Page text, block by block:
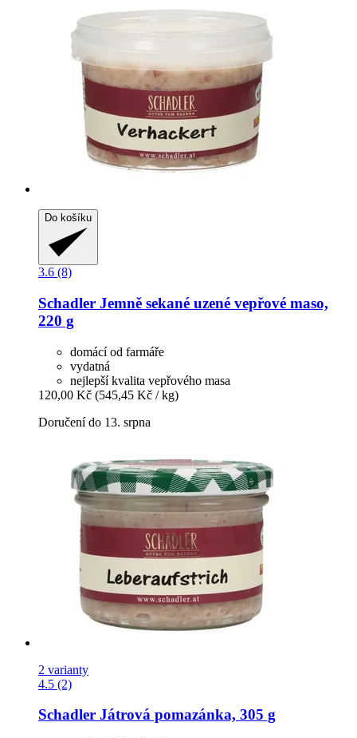
Do košíku
3.6 (8)
Schadler Jemně sekané uzené vepřové maso,
220 g
domácí od farmáře
vydatná
nejlepší kvalita vepřového masa
120,00 Kč (545,45 Kč / kg)
Doručení do 13. srpna
2 varianty
4.5 (2)
Schadler Játrová pomazánka, 305 g